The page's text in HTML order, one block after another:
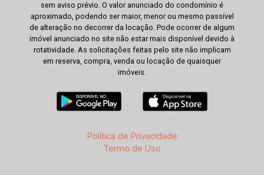
sem aviso prévio. O valor anunciado do condomínio é
aproximado, podendo ser maior, menor ou mesmo passível
de alteração no decorrer da locação. Pode ocorrer de algum
imóvel anunciado no site não estar mais disponível devido à
rotatividade. As solicitações feitas pelo site não implicam
em reserva, compra, venda ou locação de quaisquer
imóveis.
Política de Privacidade
Termo de Uso